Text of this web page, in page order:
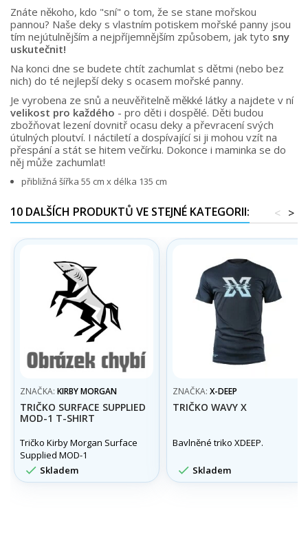
Znáte někoho, kdo "sní" o tom, že se stane mořskou
pannou? Naše deky s vlastním potiskem mořské panny jsou
tím nejútulnějším a nejpříjemnějším způsobem, jak tyto sny
uskutečnit!
Na konci dne se budete chtít zachumlat s dětmi (nebo bez
nich) do té nejlepší deky s ocasem mořské panny.
Je vyrobena ze snů a neuvěřitelně měkké látky a najdete v ní
velikost pro každého - pro děti i dospělé. Děti budou
zbožňovat lezení dovnitř ocasu deky a převracení svých
útulných ploutví. I náctiletí a dospívající si ji mohou vzít na
přespání a stát se hitem večírku. Dokonce i maminka se do
něj může zachumlat!
přibližná šířka 55 cm x délka 135 cm
10 DALŠÍCH PRODUKTŮ VE STEJNÉ KATEGORII: >
<
ZNAČKA: KIRBY MORGAN
TRIČKO SURFACE SUPPLIED
MOD-1 T-SHIRT
Tričko Kirby Morgan Surface
Supplied MOD-1
 Skladem
ZNAČKA: X-DEEP
TRIČKO WAVY X
Bavlněné triko XDEEP.
 Skladem